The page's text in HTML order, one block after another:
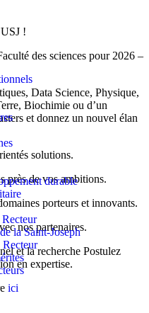
durable
la Saint-Joseph
Recteur
!
des sciences pour 2026 –
Data Science, Physique,
Biochimie ou d’un
et donnez un nouvel élan
solutions.
près de vos ambitions.
porteurs et innovants.
nos partenaires.
et la recherche Postulez
en expertise.
ici